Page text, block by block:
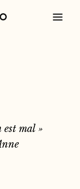
est mal »